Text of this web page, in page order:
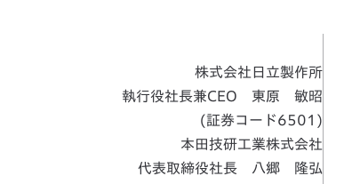
株式会社日立製作所
執行役社長兼CEO 東原 敏昭
(証券コード6501)
本田技研工業株式会社
代表取締役社長 八郷 隆弘